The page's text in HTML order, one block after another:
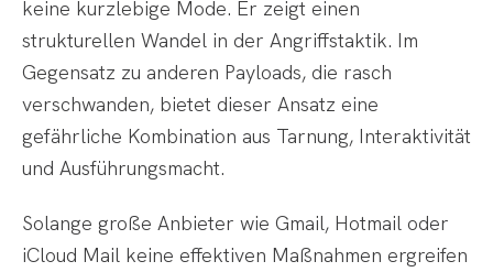
keine kurzlebige Mode. Er zeigt einen
strukturellen Wandel in der Angriffstaktik. Im
Gegensatz zu anderen Payloads, die rasch
verschwanden, bietet dieser Ansatz eine
gefährliche Kombination aus Tarnung, Interaktivität
und Ausführungsmacht.
Solange große Anbieter wie Gmail, Hotmail oder
iCloud Mail keine effektiven Maßnahmen ergreifen